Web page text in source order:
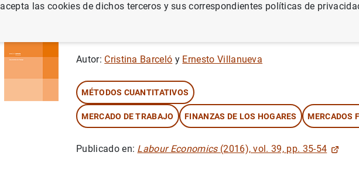
Autor: Cristina Barceló y Ernesto Villanueva
MÉTODOS CUANTITATIVOS
MERCADO DE TRABAJO FINANZAS DE LOS HOGARES MERCADOS
Publicado en: Labour Economics (2016), vol. 39, pp. 35-54
acepta las cookies de dichos terceros y sus correspondientes políticas de